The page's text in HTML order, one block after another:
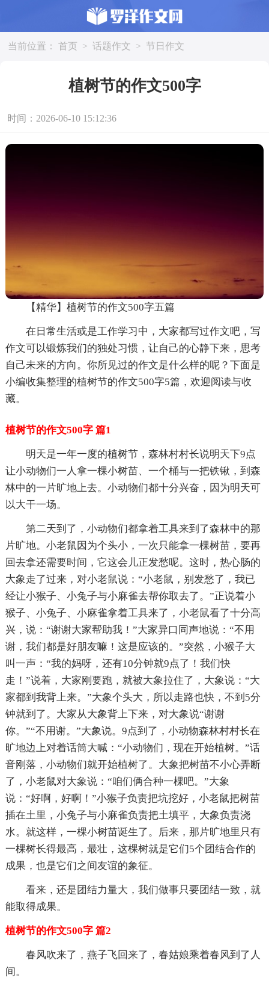
当前位置： 首页 > 话题作文 > 节日作文
植树节的作文500字
时间：2026-06-10 15:12:36
【精华】植树节的作文500字五篇
在日常生活或是工作学习中，大家都写过作文吧，写
作文可以锻炼我们的独处习惯，让自己的心静下来，思考
自己未来的方向。你所见过的作文是什么样的呢？下面是
小编收集整理的植树节的作文500字5篇，欢迎阅读与收
藏。
植树节的作文500字 篇1
明天是一年一度的植树节，森林村村长说明天下9点
让小动物们一人拿一棵小树苗、一个桶与一把铁锹，到森
林中的一片旷地上去。小动物们都十分兴奋，因为明天可
以大干一场。
第二天到了，小动物们都拿着工具来到了森林中的那
片旷地。小老鼠因为个头小，一次只能拿一棵树苗，要再
回去拿还需要时间，它这会儿正发愁呢。这时，热心肠的
大象走了过来，对小老鼠说：“小老鼠，别发愁了，我已
经让小猴子、小兔子与小麻雀去帮你取去了。”正说着小
猴子、小兔子、小麻雀拿着工具来了，小老鼠看了十分高
兴，说：“谢谢大家帮助我！”大家异口同声地说：“不用
谢，我们都是好朋友嘛！这是应该的。”突然，小猴子大
叫一声：“我的妈呀，还有10分钟就9点了！我们快
走！”说着，大家刚要跑，就被大象拉住了，大象说：“大
家都到我背上来。”大象个头大，所以走路也快，不到5分
钟就到了。大家从大象背上下来，对大象说“谢谢
你。”“不用谢。”大象说。9点到了，小动物森林村村长在
旷地边上对着话筒大喊：“小动物们，现在开始植树。”话
音刚落，小动物们就开始植树了。大象把树苗不小心弄断
了，小老鼠对大象说：“咱们俩合种一棵吧。”大象
说：“好啊，好啊！”小猴子负责把坑挖好，小老鼠把树苗
插在土里，小兔子与小麻雀负责把土填平，大象负责浇
水。就这样，一棵小树苗诞生了。后来，那片旷地里只有
一棵树长得最高，最壮，这棵树就是它们5个团结合作的
成果，也是它们之间友谊的象征。
看来，还是团结力量大，我们做事只要团结一致，就
能取得成果。
植树节的作文500字 篇2
春风吹来了，燕子飞回来了，春姑娘乘着春风到了人
间。